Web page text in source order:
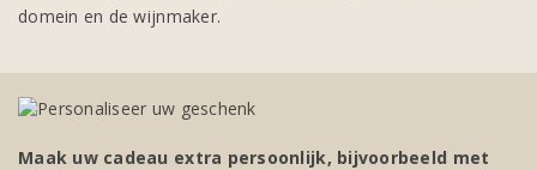
domein en de wijnmaker.
Maak uw cadeau extra persoonlijk, bijvoorbeeld met